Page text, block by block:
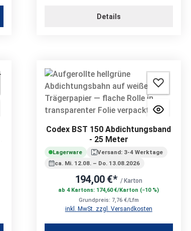
Details
Codex BST 150 Abdichtungsband
- 25 Meter
Lagerware
Versand: 3-4 Werktage
ca. Mi. 12.08. – Do. 13.08.2026
194,00 €* / Karton
ab 4 Kartons: 174,60 €/Karton (−10 %)
Grundpreis: 7,76 €/Lfm
inkl. MwSt. zzgl. Versandkosten